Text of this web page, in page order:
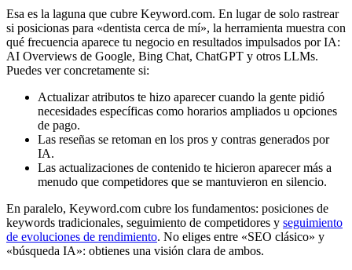
Esa es la laguna que cubre Keyword.com. En lugar de solo rastrear
si posicionas para «dentista cerca de mí», la herramienta muestra con
qué frecuencia aparece tu negocio en resultados impulsados por IA:
AI Overviews de Google, Bing Chat, ChatGPT y otros LLMs.
Puedes ver concretamente si:
Actualizar atributos te hizo aparecer cuando la gente pidió
necesidades específicas como horarios ampliados u opciones
de pago.
Las reseñas se retoman en los pros y contras generados por
IA.
Las actualizaciones de contenido te hicieron aparecer más a
menudo que competidores que se mantuvieron en silencio.
En paralelo, Keyword.com cubre los fundamentos: posiciones de
keywords tradicionales, seguimiento de competidores y seguimiento
de evoluciones de rendimiento. No eliges entre «SEO clásico» y
«búsqueda IA»: obtienes una visión clara de ambos.